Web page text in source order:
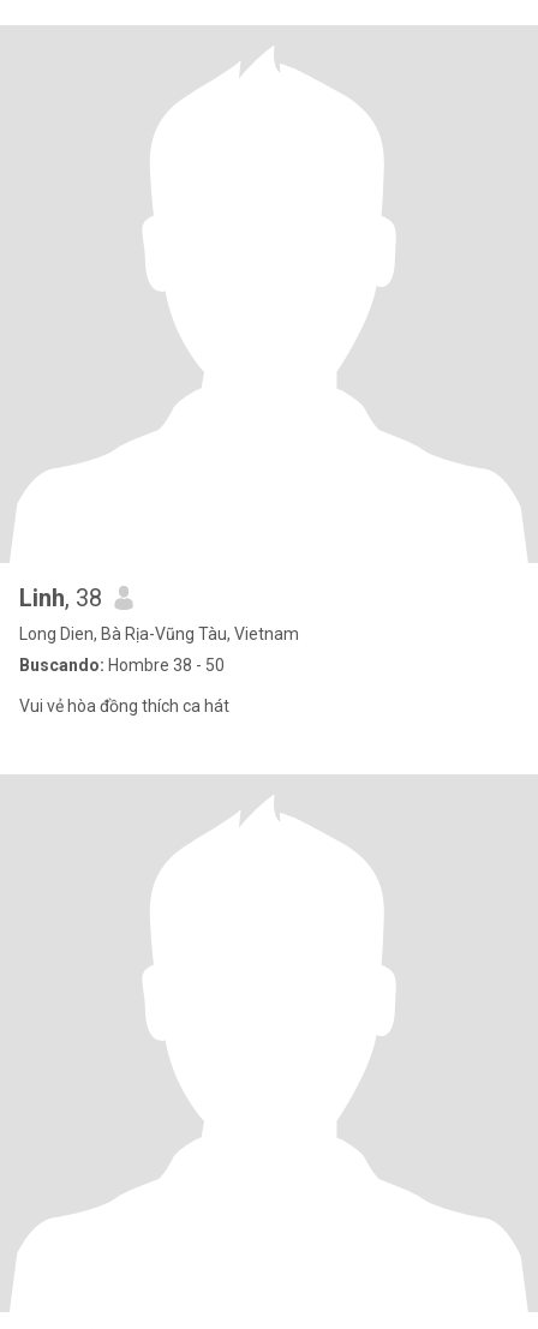
Linh, 38
Long Dien, Bà Rịa-Vũng Tàu, Vietnam
Buscando: Hombre 38 - 50
Vui vẻ hòa đồng thích ca hát